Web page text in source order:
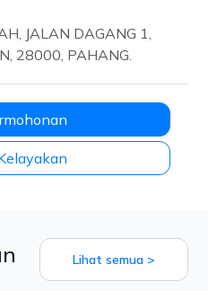
JALAN DAGANG 1,
28000, PAHANG.
Lihat semua >